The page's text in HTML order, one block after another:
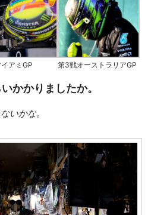
アミGP 第3戦オーストラリアGP
かかりましたか。
いかな。